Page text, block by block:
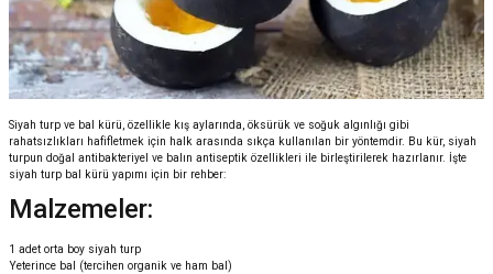
Siyah turp ve bal kürü, özellikle kış aylarında, öksürük ve soğuk algınlığı gibi
rahatsızlıkları hafifletmek için halk arasında sıkça kullanılan bir yöntemdir. Bu kür, siyah
turpun doğal antibakteriyel ve balın antiseptik özellikleri ile birleştirilerek hazırlanır. İşte
siyah turp bal kürü yapımı için bir rehber:
Malzemeler:
1 adet orta boy siyah turp
Yeterince bal (tercihen organik ve ham bal)